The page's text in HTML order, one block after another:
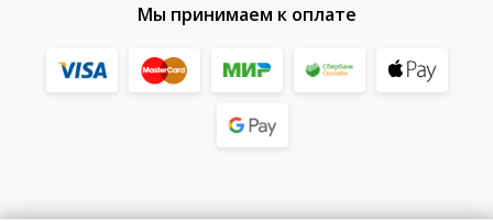
Мы принимаем к оплате